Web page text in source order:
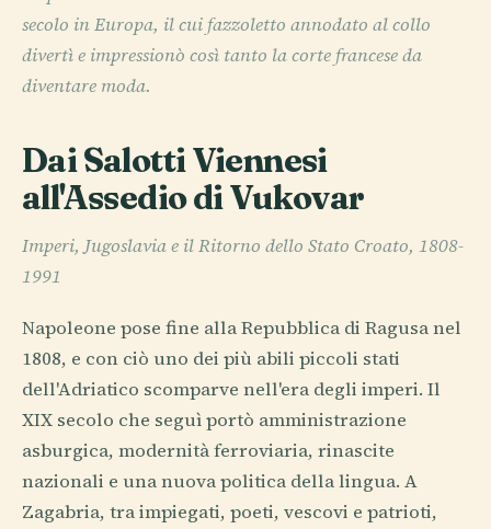
secolo in Europa, il cui fazzoletto annodato al collo
divertì e impressionò così tanto la corte francese da
diventare moda.
Dai Salotti Viennesi
all'Assedio di Vukovar
Imperi, Jugoslavia e il Ritorno dello Stato Croato, 1808-
1991
Napoleone pose fine alla Repubblica di Ragusa nel
1808, e con ciò uno dei più abili piccoli stati
dell'Adriatico scomparve nell'era degli imperi. Il
XIX secolo che seguì portò amministrazione
asburgica, modernità ferroviaria, rinascite
nazionali e una nuova politica della lingua. A
Zagabria, tra impiegati, poeti, vescovi e patrioti,